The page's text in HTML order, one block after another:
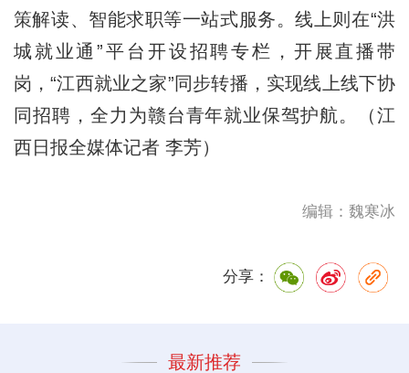
策解读、智能求职等一站式服务。线上则在“洪
城就业通”平台开设招聘专栏，开展直播带
岗，“江西就业之家”同步转播，实现线上线下协
同招聘，全力为赣台青年就业保驾护航。（江
西日报全媒体记者 李芳）
编辑：魏寒冰
分享：
最新推荐